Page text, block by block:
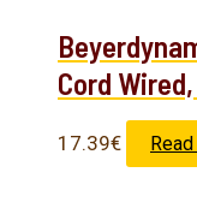
Cord
17.39€